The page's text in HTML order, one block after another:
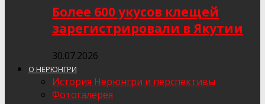
Более 600 укусов клещей
зарегистрировали в Якутии
30.07.2026
О НЕРЮНГРИ
История Нерюнгри и перспективы
Фотогалерея